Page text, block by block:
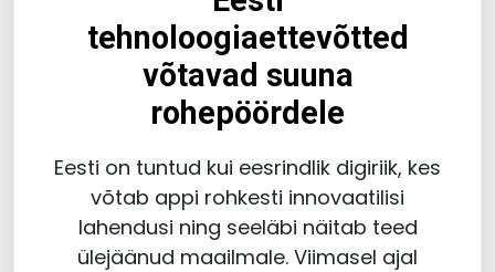
tehnoloogiaettevõtted
võtavad suuna
rohepöördele
Eesti on tuntud kui eesrindlik digiriik, kes
võtab appi rohkesti innovaatilisi
lahendusi ning seeläbi näitab teed
ülejäänud maailmale. Viimasel ajal